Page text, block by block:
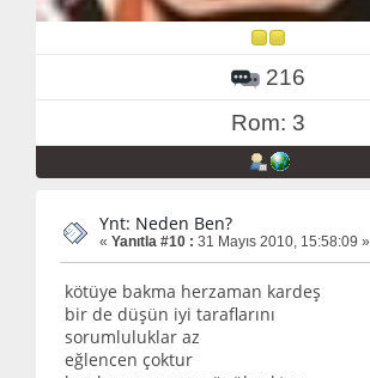
216
Rom: 3
Ynt: Neden Ben?
« Yanıtla #10 : 31 Mayıs 2010, 15:58:09 »
kötüye bakma herzaman kardeş
bir de düşün iyi taraflarını
sorumluluklar az
eğlencen çoktur